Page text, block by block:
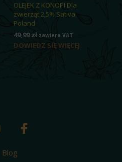
OLEJEK Z KONOPI Dla
zwierząt 2,5% Sativa
Poland
49,99zł zawiera VAT
DOWIEDZ SIĘ WIĘCEJ
Blog